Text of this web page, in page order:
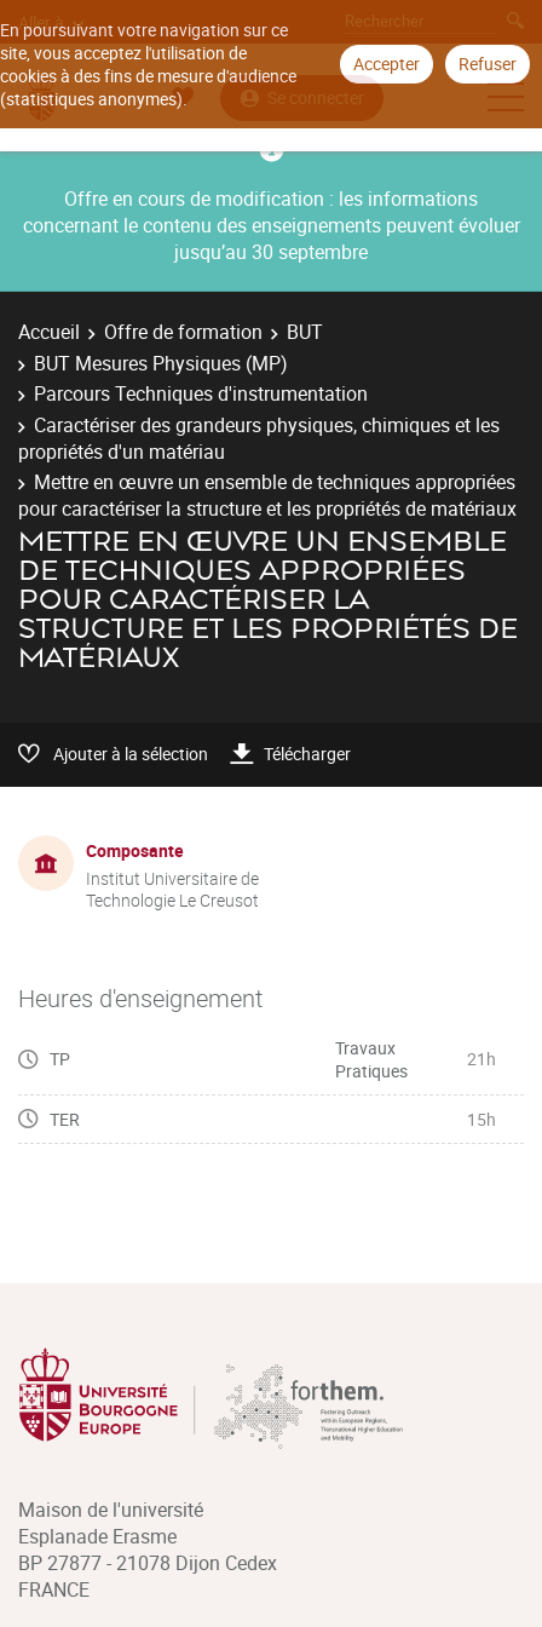
En poursuivant votre navigation sur ce
site, vous acceptez l'utilisation de
cookies à des fins de mesure d'audience
(statistiques anonymes).
Accepter Refuser
Aller à
Se connecter
Offre en cours de modification : les informations
concernant le contenu des enseignements peuvent évoluer
jusqu’au 30 septembre
Accueil Offre de formation
BUT
BUT Mesures Physiques (MP)
Parcours Techniques d'instrumentation
Caractériser des grandeurs physiques, chimiques et les
propriétés d'un matériau
Mettre en œuvre un ensemble de techniques appropriées
pour caractériser la structure et les propriétés de matériaux
METTRE EN ŒUVRE UN ENSEMBLE
DE TECHNIQUES APPROPRIÉES
POUR CARACTÉRISER LA
STRUCTURE ET LES PROPRIÉTÉS DE
MATÉRIAUX
Ajouter à la sélection Télécharger
Composante
Institut Universitaire de
Technologie Le Creusot
Heures d'enseignement
TP
Travaux
Pratiques
21h
TER 15h
Maison de l'université
Esplanade Erasme
BP 27877 - 21078 Dijon Cedex
FRANCE